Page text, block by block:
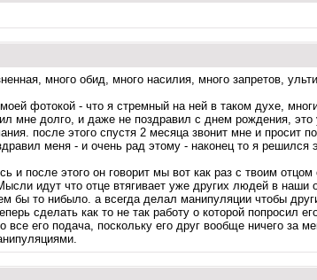
много обид, много насилия, много запретов,
фотокой - что я стремный на ней в таком духе,
мне долго, и даже не поздравил с днем рождения,
после этого спустя 2 месяца звонит мне и просит
меня - и очень рад этому - наконец то я
и после этого он говорит мы вот как раз с твоим
идут что отце втягивает уже других людей в
то нибыло. а всегда делал манипуляции чтобы
сделать как то не так работу о которой попросил
его подача, поскольку его друг вообще ничего за